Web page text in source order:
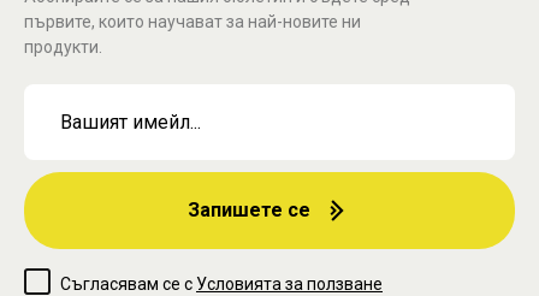
първите, които научават за най-новите ни
продукти.
Запишете се
Съгласявам се с Условията за ползване